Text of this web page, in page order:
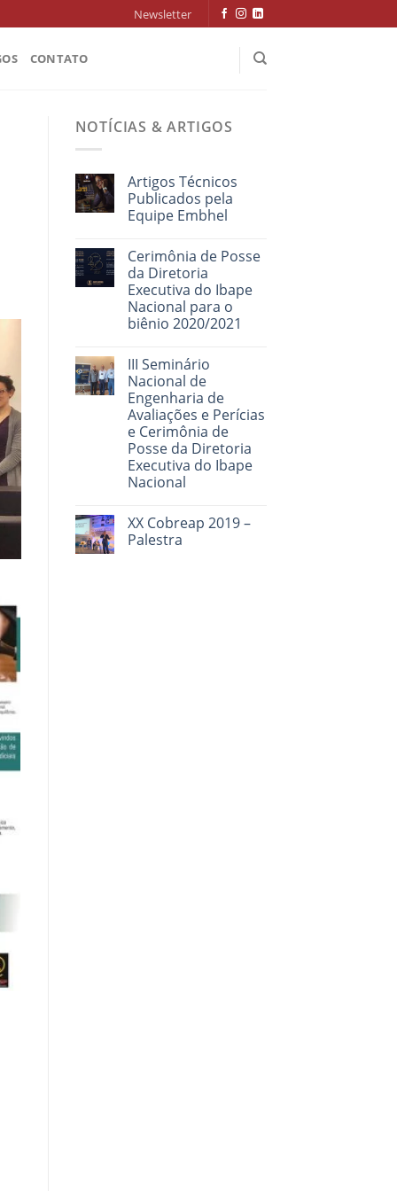
Newsletter
CONTATO
NOTÍCIAS & ARTIGOS
Artigos Técnicos
Publicados pela
Equipe Embhel
Cerimônia de Posse
da Diretoria
Executiva do Ibape
Nacional para o
biênio 2020/2021
III Seminário
Nacional de
Engenharia de
Avaliações e Perícias
e Cerimônia de
Posse da Diretoria
Executiva do Ibape
Nacional
XX Cobreap 2019 –
Palestra